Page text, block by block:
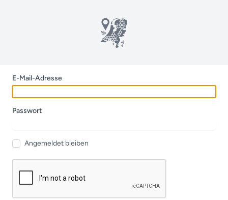
E-Mail-Adresse
Passwort
Angemeldet bleiben